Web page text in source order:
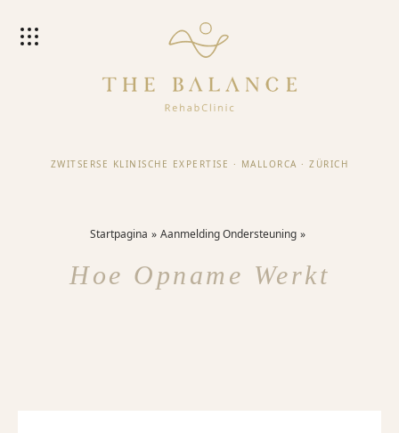
ZWITSERSE KLINISCHE EXPERTISE · MALLORCA · ZÜRICH
Startpagina Aanmelding Ondersteuning
Hoe Opname Werkt